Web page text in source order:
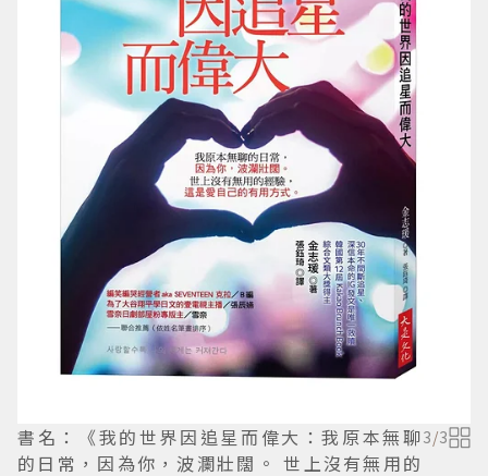
書名：《我的世界因追星而偉大：我原本無聊
的日常，因為你，波瀾壯闊。 世上沒有無用的
3/3